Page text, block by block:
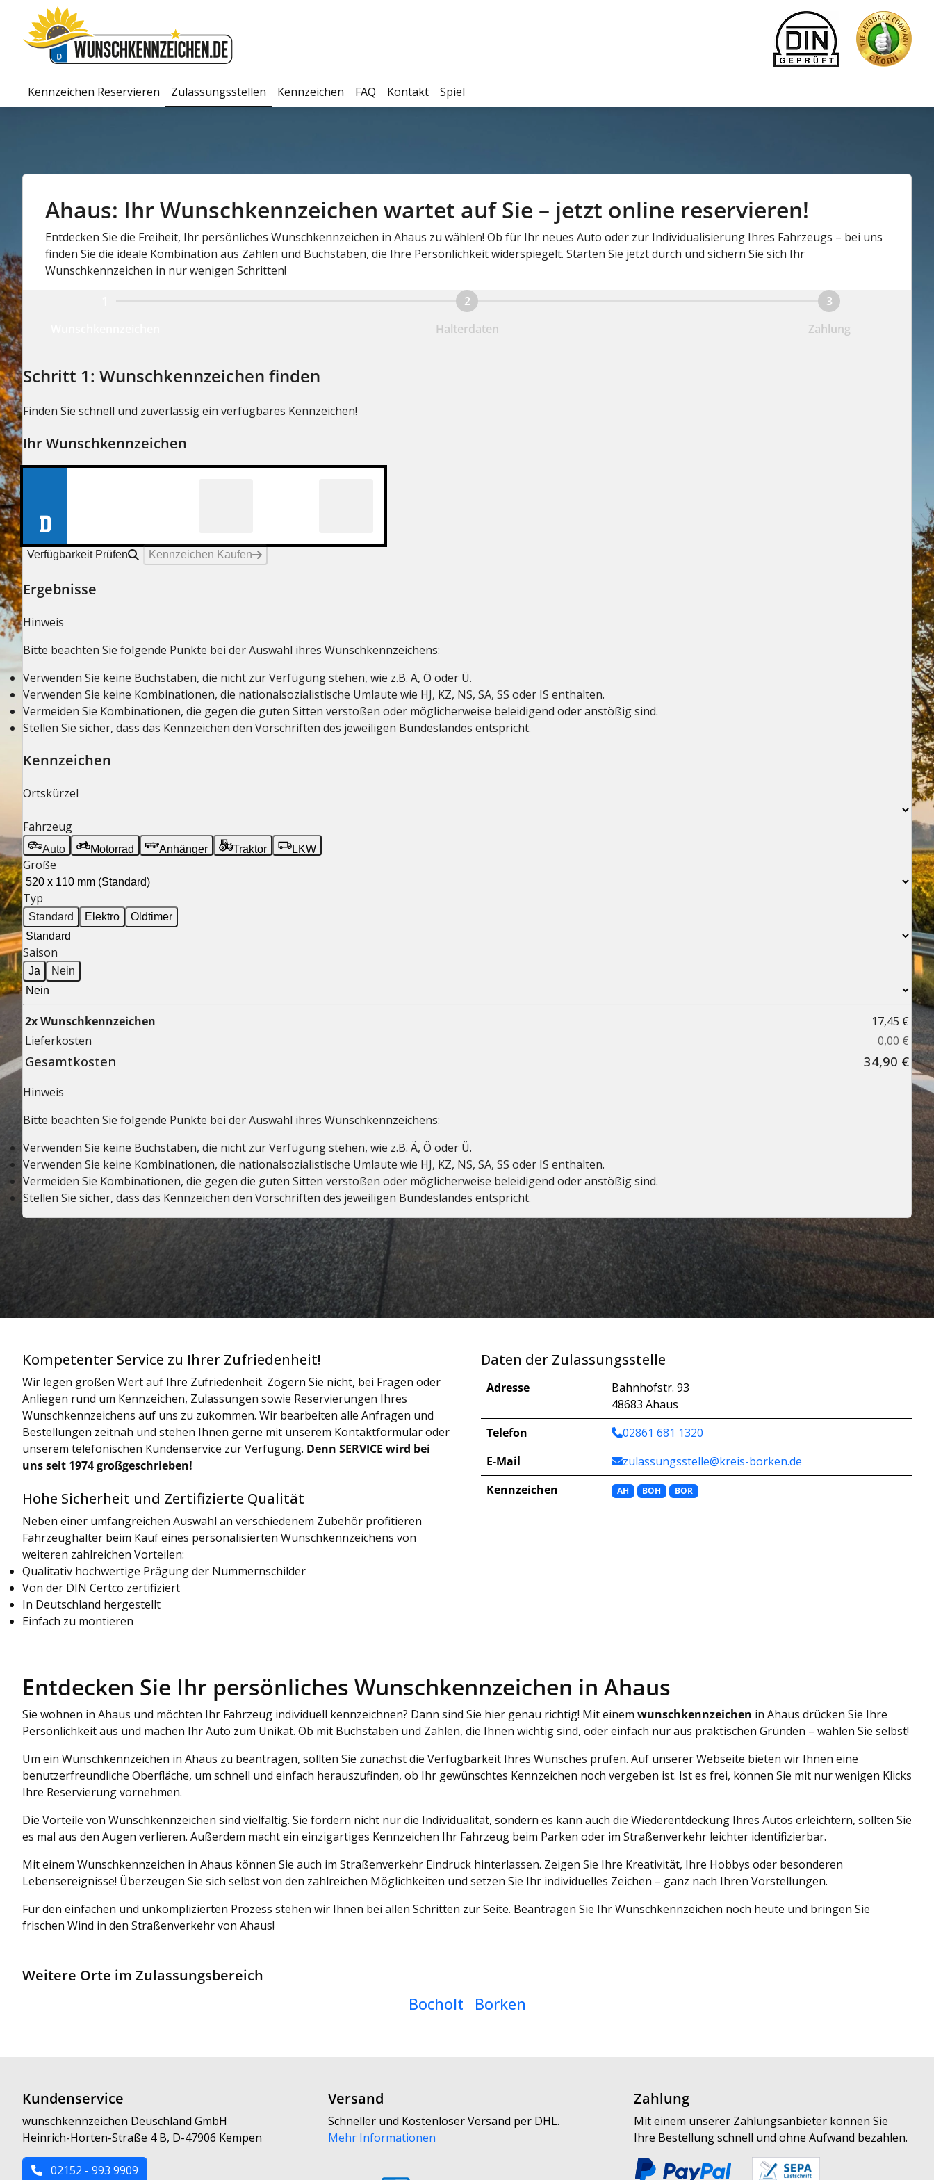
Kennzeichen Reservieren Zulassungsstellen Kennzeichen FAQ Kontakt Spiel
Ahaus: Ihr Wunschkennzeichen wartet auf Sie – jetzt online reservieren!
Entdecken Sie die Freiheit, Ihr persönliches Wunschkennzeichen in Ahaus zu wählen! Ob für Ihr neues Auto oder zur Individualisierung Ihres Fahrzeugs – bei uns
finden Sie die ideale Kombination aus Zahlen und Buchstaben, die Ihre Persönlichkeit widerspiegelt. Starten Sie jetzt durch und sichern Sie sich Ihr
Wunschkennzeichen in nur wenigen Schritten!
Kompetenter Service zu Ihrer Zufriedenheit!
Wir legen großen Wert auf Ihre Zufriedenheit. Zögern Sie nicht, bei Fragen oder
Anliegen rund um Kennzeichen, Zulassungen sowie Reservierungen Ihres
Wunschkennzeichens auf uns zu zukommen. Wir bearbeiten alle Anfragen und
Bestellungen zeitnah und stehen Ihnen gerne mit unserem Kontaktformular oder
unserem telefonischen Kundenservice zur Verfügung. Denn SERVICE wird bei
uns seit 1974 großgeschrieben!
Hohe Sicherheit und Zertifizierte Qualität
Neben einer umfangreichen Auswahl an verschiedenem Zubehör profitieren
Fahrzeughalter beim Kauf eines personalisierten Wunschkennzeichens von
weiteren zahlreichen Vorteilen:
Qualitativ hochwertige Prägung der Nummernschilder
Von der DIN Certco zertifiziert
In Deutschland hergestellt
Einfach zu montieren
Daten der Zulassungsstelle
Adresse
Bahnhofstr. 93
48683 Ahaus
Telefon
02861 681 1320
E-Mail
zulassungsstelle@kreis-borken.de
Kennzeichen
AH BOH BOR
Entdecken Sie Ihr persönliches Wunschkennzeichen in Ahaus
Sie wohnen in Ahaus und möchten Ihr Fahrzeug individuell kennzeichnen? Dann sind Sie hier genau richtig! Mit einem wunschkennzeichen in Ahaus drücken Sie Ihre
Persönlichkeit aus und machen Ihr Auto zum Unikat. Ob mit Buchstaben und Zahlen, die Ihnen wichtig sind, oder einfach nur aus praktischen Gründen – wählen Sie selbst!
Um ein Wunschkennzeichen in Ahaus zu beantragen, sollten Sie zunächst die Verfügbarkeit Ihres Wunsches prüfen. Auf unserer Webseite bieten wir Ihnen eine
benutzerfreundliche Oberfläche, um schnell und einfach herauszufinden, ob Ihr gewünschtes Kennzeichen noch vergeben ist. Ist es frei, können Sie mit nur wenigen Klicks
Ihre Reservierung vornehmen.
Die Vorteile von Wunschkennzeichen sind vielfältig. Sie fördern nicht nur die Individualität, sondern es kann auch die Wiederentdeckung Ihres Autos erleichtern, sollten Sie
es mal aus den Augen verlieren. Außerdem macht ein einzigartiges Kennzeichen Ihr Fahrzeug beim Parken oder im Straßenverkehr leichter identifizierbar.
Mit einem Wunschkennzeichen in Ahaus können Sie auch im Straßenverkehr Eindruck hinterlassen. Zeigen Sie Ihre Kreativität, Ihre Hobbys oder besonderen
Lebensereignisse! Überzeugen Sie sich selbst von den zahlreichen Möglichkeiten und setzen Sie Ihr individuelles Zeichen – ganz nach Ihren Vorstellungen.
Für den einfachen und unkomplizierten Prozess stehen wir Ihnen bei allen Schritten zur Seite. Beantragen Sie Ihr Wunschkennzeichen noch heute und bringen Sie
frischen Wind in den Straßenverkehr von Ahaus!
Weitere Orte im Zulassungsbereich
Bocholt Borken
Kundenservice
wunschkennzeichen Deuschland GmbH
Heinrich-Horten-Straße 4 B, D-47906 Kempen
02152 - 993 9909
Versand
Schneller und Kostenloser Versand per DHL.
Mehr Informationen
Zahlung
Mit einem unserer Zahlungsanbieter können Sie
Ihre Bestellung schnell und ohne Aufwand bezahlen.